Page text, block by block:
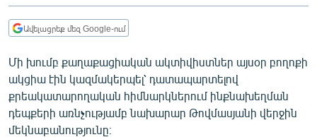
ՀԱՍԱՐԱԿՈՒԹՅՈՒՆ
ՂԱՐԱԲԱՂ
ՊԱՏԵՐԱԶՄԻ 6 ՇԱԲԱԹՆԵՐԸ
ՏԱՐԱԾԱՇՐՋԱՆ
Ավելացրեք մեզ Google-ում
Մի խումբ քաղաքացիական ակտիվիստներ այսօր բողոքի
ակցիա էին կազմակերպել՝ դատապարտելով
քրեակատարողական հիմնարկներում ինքնախեղման
դեպքերի առնչությամբ նախարար Թովմասյանի վերջին
մեկնաբանությունը։